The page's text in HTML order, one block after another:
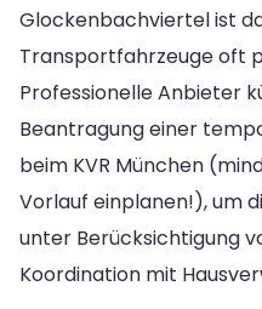
Glockenbachviertel ist
Transportfahrzeuge oft
Professionelle Anbieter
Beantragung einer
beim KVR München
Vorlauf einplanen!), um
unter Berücksichtigung
Koordination mit